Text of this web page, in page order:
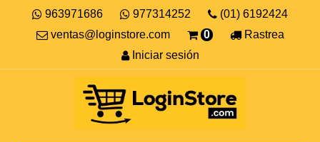
963971686 977314252
(01) 6192424
ventas@loginstore.com
0
Rastrea
Iniciar sesión